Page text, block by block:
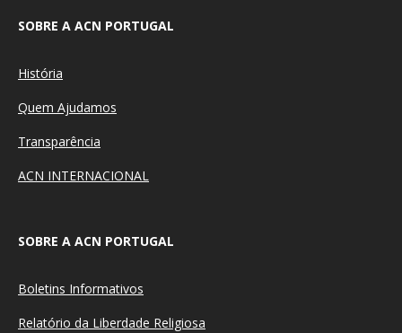
SOBRE A ACN PORTUGAL
História
Quem Ajudamos
Transparência
ACN INTERNACIONAL
SOBRE A ACN PORTUGAL
Boletins Informativos
Relatório da Liberdade Religiosa